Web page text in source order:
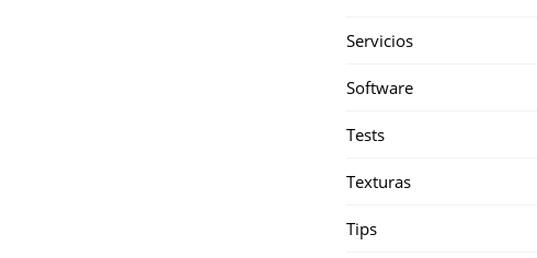
Servicios
Software
Tests
Texturas
Tips